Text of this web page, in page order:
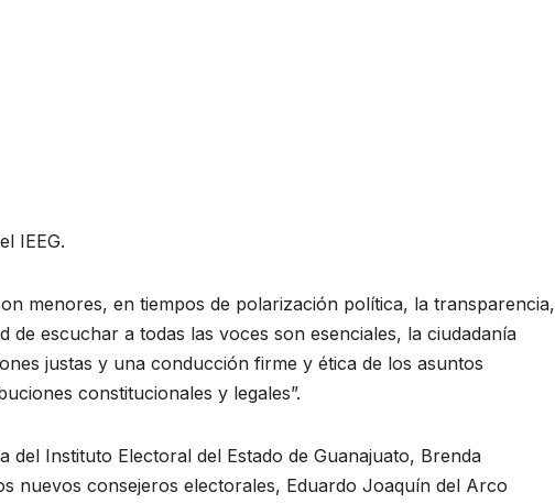
IEEG.
menores, en tiempos de polarización política, la transparencia,
de escuchar a todas las voces son esenciales, la ciudadanía
justas y una conducción firme y ética de los asuntos
constitucionales y legales”.
Instituto Electoral del Estado de Guanajuato, Brenda
nuevos consejeros electorales, Eduardo Joaquín del Arco